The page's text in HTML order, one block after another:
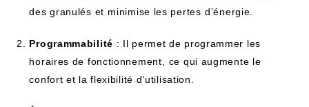
des​ granulés et ⁣minimise les pertes ⁣d’énergie.
Programmabilité : Il permet de programmer les
horaires de fonctionnement,⁤ ce qui augmente le
confort et ‌la ‌flexibilité ‍d’utilisation.